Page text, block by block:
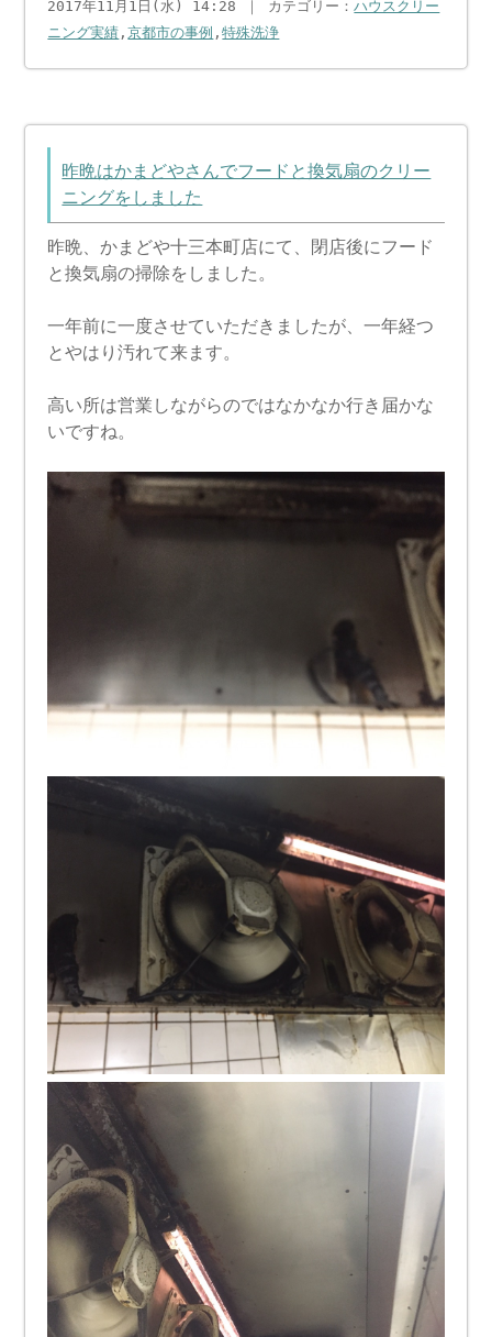
2017年11月1日(水) 14:28 ｜ カテゴリー：ハウスクリー
ニング実績 ,京都市の事例 ,特殊洗浄
昨晩はかまどやさんでフードと換気扇のクリー
ニングをしました
昨晩、かまどや十三本町店にて、閉店後にフード
と換気扇の掃除をしました。
一年前に一度させていただきましたが、一年経つ
とやはり汚れて来ます。
高い所は営業しながらのではなかなか行き届かな
いですね。